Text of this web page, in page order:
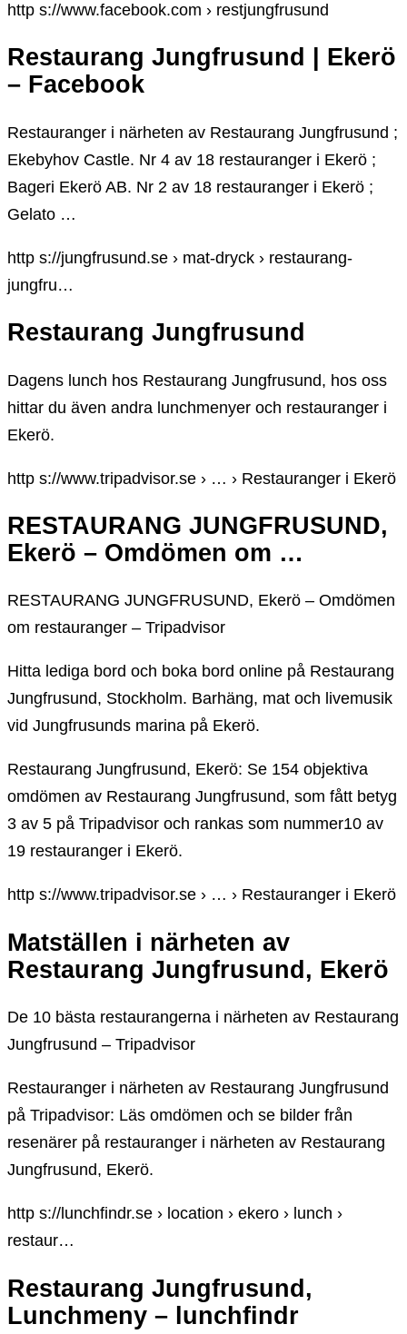
http s://www.facebook.com › restjungfrusund
Restaurang Jungfrusund | Ekerö
– Facebook
Restauranger i närheten av Restaurang Jungfrusund ;
Ekebyhov Castle. Nr 4 av 18 restauranger i Ekerö ;
Bageri Ekerö AB. Nr 2 av 18 restauranger i Ekerö ;
Gelato …
http s://jungfrusund.se › mat-dryck › restaurang-
jungfru…
Restaurang Jungfrusund
Dagens lunch hos Restaurang Jungfrusund, hos oss
hittar du även andra lunchmenyer och restauranger i
Ekerö.
http s://www.tripadvisor.se › … › Restauranger i Ekerö
RESTAURANG JUNGFRUSUND,
Ekerö – Omdömen om …
RESTAURANG JUNGFRUSUND, Ekerö – Omdömen
om restauranger – Tripadvisor
Hitta lediga bord och boka bord online på Restaurang
Jungfrusund, Stockholm. Barhäng, mat och livemusik
vid Jungfrusunds marina på Ekerö.
Restaurang Jungfrusund, Ekerö: Se 154 objektiva
omdömen av Restaurang Jungfrusund, som fått betyg
3 av 5 på Tripadvisor och rankas som nummer10 av
19 restauranger i Ekerö.
http s://www.tripadvisor.se › … › Restauranger i Ekerö
Matställen i närheten av
Restaurang Jungfrusund, Ekerö
De 10 bästa restaurangerna i närheten av Restaurang
Jungfrusund – Tripadvisor
Restauranger i närheten av Restaurang Jungfrusund
på Tripadvisor: Läs omdömen och se bilder från
resenärer på restauranger i närheten av Restaurang
Jungfrusund, Ekerö.
http s://lunchfindr.se › location › ekero › lunch ›
restaur…
Restaurang Jungfrusund,
Lunchmeny – lunchfindr